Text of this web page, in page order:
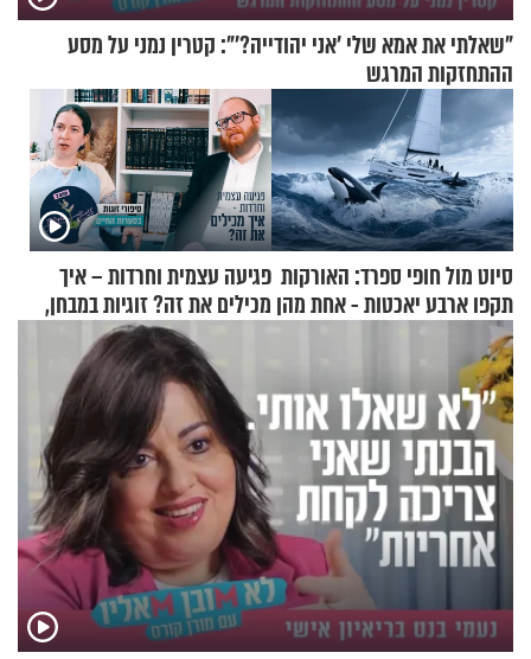
"שאלתי את אמא שלי 'אני יהודייה?'": קטרין נמני על מסע
ההתחזקות המרגש
סיוט מול חופי ספרד: האורקות
תקפו ארבע יאכטות - אחת מהן
טבעה
פגיעה עצמית וחרדות – איך
מכילים את זה? זוגיות במבחן,
הפעם עם יהודית ואלתר כהן